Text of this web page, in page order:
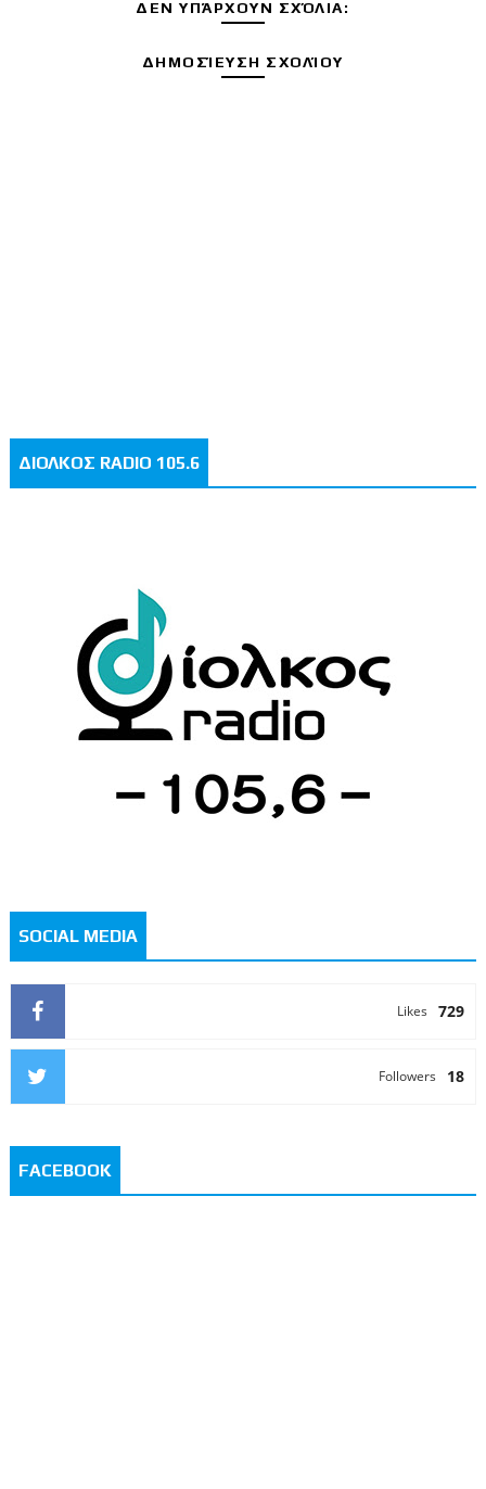
ΔΕΝ ΥΠΆΡΧΟΥΝ ΣΧΌΛΙΑ:
ΔΗΜΟΣΊΕΥΣΗ ΣΧΟΛΊΟΥ
ΔΙΟΛΚΟΣ RADIO 105.6
SOCIAL MEDIA
729
Likes
18
Followers
FACEBOOK